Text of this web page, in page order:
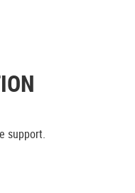
support.